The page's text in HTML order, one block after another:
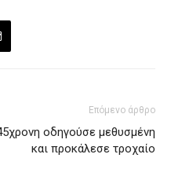
Επόμενο άρθρο
οδηγούσε μεθυσμένη
και προκάλεσε τροχαίο